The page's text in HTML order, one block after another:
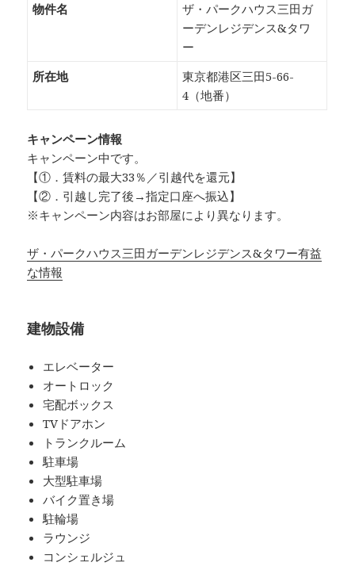
物件名
ザ・パークハウス三田ガ
ーデンレジデンス&タワ
ー
所在地
東京都港区三田5-66-
4（地番）
キャンペーン情報
キャンペーン中です。
【①．賃料の最大33％／引越代を還元】
【②．引越し完了後→指定口座へ振込】
※キャンペーン内容はお部屋により異なります。
ザ・パークハウス三田ガーデンレジデンス&タワー有益
な情報
建物設備
エレベーター
オートロック
宅配ボックス
TVドアホン
トランクルーム
駐車場
大型駐車場
バイク置き場
駐輪場
ラウンジ
コンシェルジュ